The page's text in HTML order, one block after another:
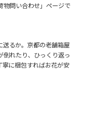
問い合わせ」ページで
送るか。京都の老舗箱屋
倒れたり、ひっくり返っ
寧に梱包すればお花が安